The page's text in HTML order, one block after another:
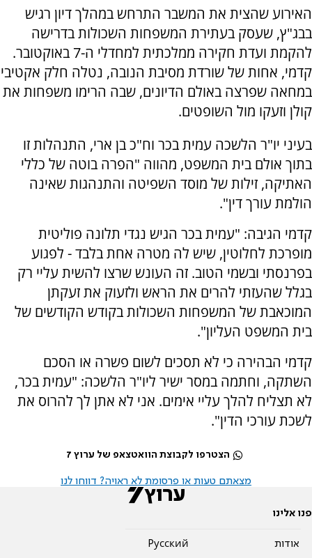
האירוע שהצית את המשבר התרחש במהלך דיון רגיש
בבג"ץ, שעסק בעתירת המשפחות השכולות בדרישה
להקמת ועדת חקירה ממלכתית למחדלי ה-7 באוקטובר.
קדמי, אחות של שורדת מסיבת הנובה, נטלה חלק אקטיבי
במחאה שפרצה באולם הדיונים, שבה הרימו משפחות את
קולן וזעקו מול השופטים.
בעיני יו"ר הלשכה עמית בכר וח"כ בן ארי, התנהלות זו
בתוך אולם בית המשפט, מהווה "הפרה בוטה של כללי
האתיקה, זילות של מוסד השפיטה והתנהגות שאינה
הולמת עורך דין".
קדמי הגיבה: "עמית בכר הגיש נגדי תלונה פוליטית
מופרכת לחלוטין, שיש לה מטרה אחת בלבד - לפגוע
בפרנסתי ובשמי הטוב. זה העונש שרצו להשית עליי רק
בגלל שהעזתי להרים את הראש ולזעוק את זעקתן
המוכאבת של המשפחות השכולות בקודש הקודשים של
בית המשפט העליון".
קדמי הבהירה כי לא תסכים לשום פשרה או הסכם
השתקה, וחתמה במסר ישיר ליו"ר הלשכה: "עמית בכר,
לא תצליח להלך עליי אימים. אני לא אתן לך להרוס את
לשכת עורכי הדין".
הצטרפו לקבוצת הוואטצאפ של ערוץ 7
מצאתם טעות או פרסומת לא ראויה? דווחו לנו
פנו אלינו
אודות
Pусский